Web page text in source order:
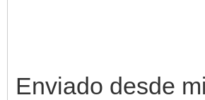
Enviado desde